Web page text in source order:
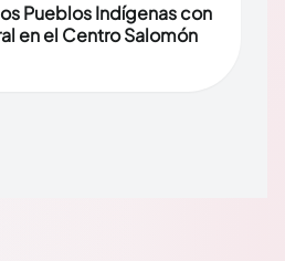
Pueblos Indígenas con
en el Centro Salomón